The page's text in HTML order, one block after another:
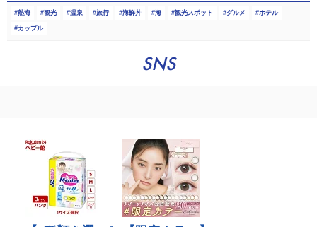
熱海 観光 温泉 旅行 海鮮丼 海 観光スポット グルメ ホテル
カップル
SNS